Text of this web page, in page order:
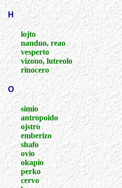
Н
lojto
nanduo, reao
vesperto
vizono, lutreolo
rinocero
О
simio
antropoido
ojstro
emberizo
shafo
ovio
okapio
perko
cervo